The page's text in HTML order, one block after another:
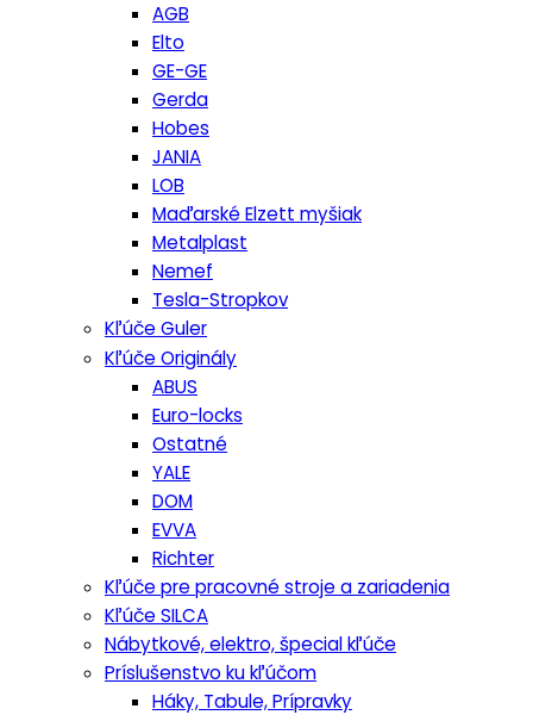
AGB
Elto
GE-GE
Gerda
Hobes
JANIA
LOB
Maďarské Elzett myšiak
Metalplast
Nemef
Tesla-Stropkov
Kľúče Guler
Kľúče Originály
ABUS
Euro-locks
Ostatné
YALE
DOM
EVVA
Richter
Kľúče pre pracovné stroje a zariadenia
Kľúče SILCA
Nábytkové, elektro, špecial kľúče
Príslušenstvo ku kľúčom
Háky, Tabule, Prípravky